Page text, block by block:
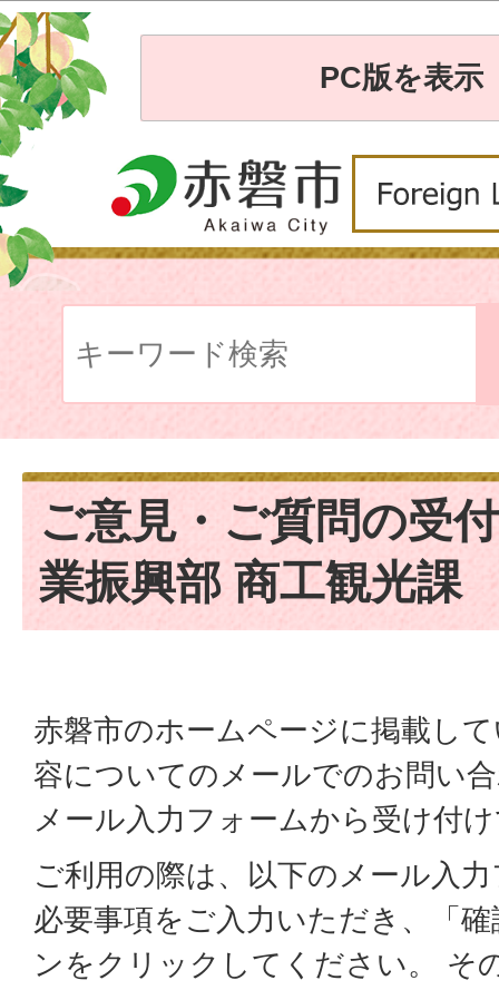
PC版を表示
ご意見・ご質問の受
業振興部 商工観光課
赤磐市のホームページに掲載し
容についてのメールでのお問い
メール入力フォームから受け付
ご利用の際は、以下のメール入
必要事項をご入力いただき、「
ンをクリックしてください。 そ